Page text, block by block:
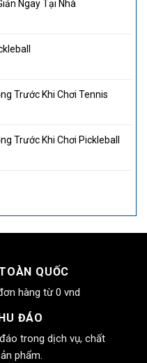
Ngay Tại Nhà
Trước Khi Chơi Tennis
Trước Khi Chơi Pickleball
QUỐC
hàng từ 0 vnd
ĐÁO
trong dịch vụ, chất
phẩm.